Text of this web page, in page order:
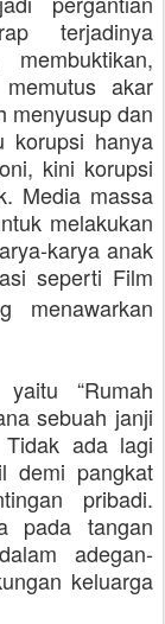
terjadinya
akar
menyusup dan
korupsi hanya
kini korupsi
Media massa
melakukan
karya anak
seperti Film
menawarkan
“Rumah
sebuah janji
Tidak ada lagi
demi pangkat
pribadi.
pada tangan
adegan-
keluarga